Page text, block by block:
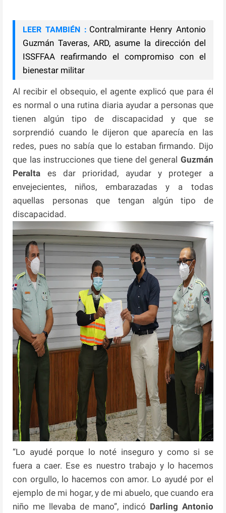
LEER TAMBIÉN : Contralmirante Henry Antonio
Guzmán Taveras, ARD, asume la dirección del
ISSFFAA reafirmando el compromiso con el
bienestar militar
Al recibir el obsequio, el agente explicó que para él
es normal o una rutina diaria ayudar a personas que
tienen algún tipo de discapacidad y que se
sorprendió cuando le dijeron que aparecía en las
redes, pues no sabía que lo estaban firmando. Dijo
que las instrucciones que tiene del general Guzmán
Peralta es dar prioridad, ayudar y proteger a
envejecientes, niños, embarazadas y a todas
aquellas personas que tengan algún tipo de
discapacidad.
“Lo ayudé porque lo noté inseguro y como si se
fuera a caer. Ese es nuestro trabajo y lo hacemos
con orgullo, lo hacemos con amor. Lo ayudé por el
ejemplo de mi hogar, y de mi abuelo, que cuando era
niño me llevaba de mano”, indicó Darling Antonio